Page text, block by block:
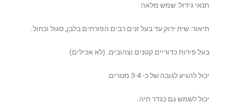
תנאי גידול: שמש מלאה
תיאור: שיח ירוק עד בעל זנים רבים הפורחים בלבן, סגול וכחול.
בעל פירות כדוריים קטנים וצהובים. (לא אכילים)
יכול להגיע לגובה של כ- 3-4 מטרים.
יכול לשמש גם כגדר חיה.